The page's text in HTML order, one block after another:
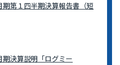
期第１四半期決算報告書（短
期決算説明「ログミー